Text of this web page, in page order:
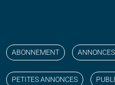
ABONNEMENT
PETITES ANNONCES